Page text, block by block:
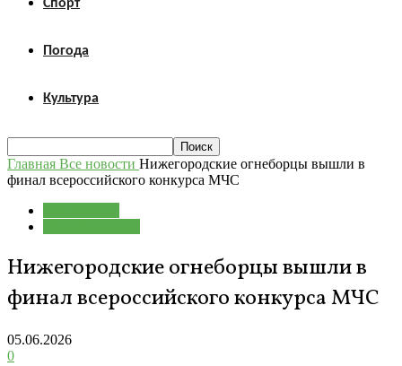
Спорт
Погода
Культура
Главная Все новости Нижегородские огнеборцы вышли в
финал всероссийского конкурса МЧС
Нижегородские огнеборцы вышли в
финал всероссийского конкурса МЧС
05.06.2026
0